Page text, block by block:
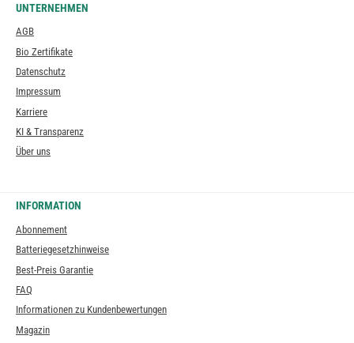
UNTERNEHMEN
AGB
Bio Zertifikate
Datenschutz
Impressum
Karriere
KI & Transparenz
Über uns
INFORMATION
Abonnement
Batteriegesetzhinweise
Best-Preis Garantie
FAQ
Informationen zu Kundenbewertungen
Magazin